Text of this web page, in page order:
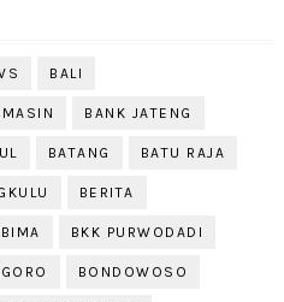
BALI
BANK JATENG
BATANG BATU RAJA
BERITA
BIMA BKK PURWODADI
BONDOWOSO